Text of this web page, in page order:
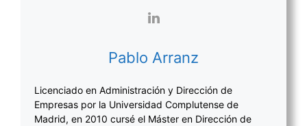
Pablo Arranz
Licenciado en Administración y Dirección de
Empresas por la Universidad Complutense de
Madrid, en 2010 cursé el Máster en Dirección de